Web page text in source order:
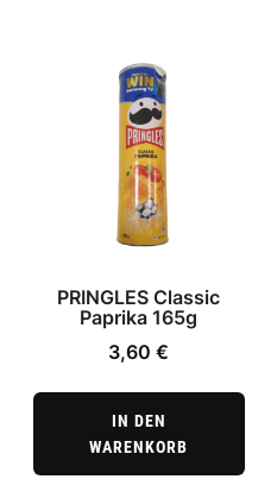
PRINGLES Classic
Paprika 165g
3,60€
IN DEN
WARENKORB